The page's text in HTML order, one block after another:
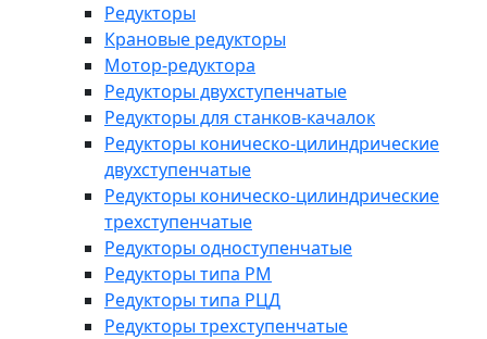
Редукторы
Крановые редукторы
Мотор-редуктора
Редукторы двухступенчатые
Редукторы для станков-качалок
Редукторы коническо-цилиндрические
двухступенчатые
Редукторы коническо-цилиндрические
трехступенчатые
Редукторы одноступенчатые
Редукторы типа РМ
Редукторы типа РЦД
Редукторы трехступенчатые